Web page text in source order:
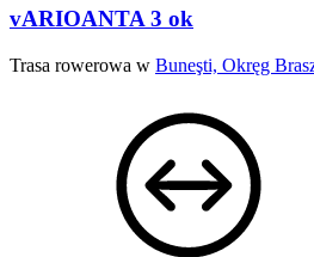
vARIOANTA 3 ok
Trasa rowerowa w Buneşti, Okręg